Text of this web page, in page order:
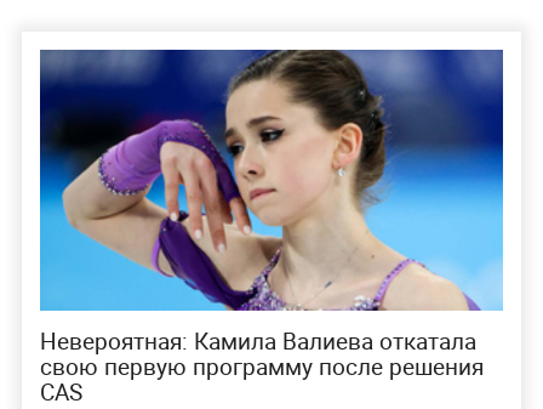
Невероятная: Камила Валиева откатала
свою первую программу после решения
CAS